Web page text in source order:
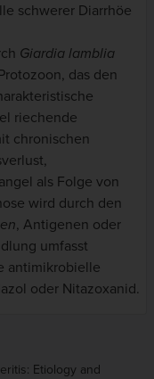
schwerer Diarrhöe
Giardia lamblia
das den
riechende
chronischen
als Folge von
wird durch den
, Antigenen oder
umfasst
antimikrobielle
oder Nitazoxanid.
Etiology and